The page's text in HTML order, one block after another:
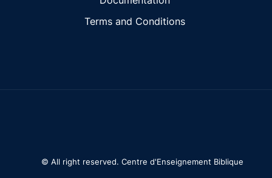
Terms and Conditions
© All right reserved. Centre d'Enseignement Biblique